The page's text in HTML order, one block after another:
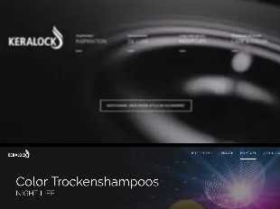
KERALOCK bietet
Haarfarben, über Blondierungen bis